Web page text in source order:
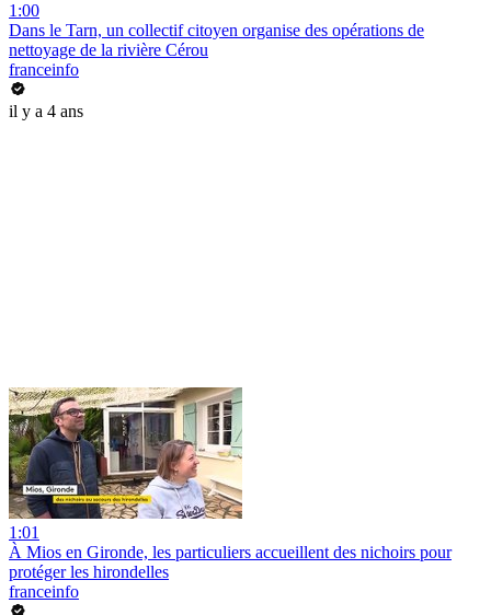
1:00
Dans le Tarn, un collectif citoyen organise des opérations de
nettoyage de la rivière Cérou
franceinfo
il y a 4 ans
1:01
À Mios en Gironde, les particuliers accueillent des nichoirs pour
protéger les hirondelles
franceinfo